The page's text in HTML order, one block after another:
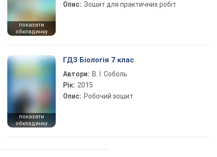
показати
обкладинку
Опис: Зошит для практичних робіт
показати
обкладинку
ГДЗ Біологія 7 клас
Автори: В. І. Соболь
Рік: 2015
Опис: Робочий зошит